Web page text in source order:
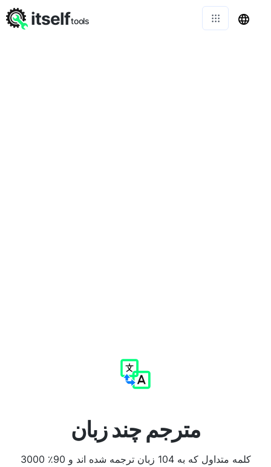
مترجم چند زبان
3000 کلمه متداول که به 104 زبان ترجمه شده اند و 90٪
itselftools